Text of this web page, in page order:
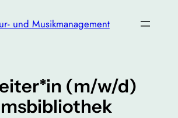
und Musikmanagement
(m/w/d)